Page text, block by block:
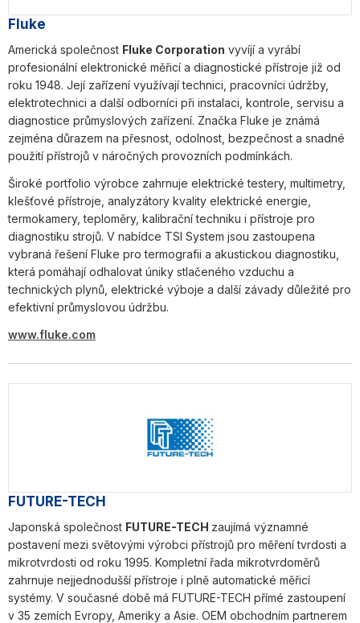
Fluke
Americká společnost Fluke Corporation vyvíjí a vyrábí
profesionální elektronické měřicí a diagnostické přístroje již od
roku 1948. Její zařízení využívají technici, pracovníci údržby,
elektrotechnici a další odborníci při instalaci, kontrole, servisu a
diagnostice průmyslových zařízení. Značka Fluke je známá
zejména důrazem na přesnost, odolnost, bezpečnost a snadné
použití přístrojů v náročných provozních podmínkách.
Široké portfolio výrobce zahrnuje elektrické testery, multimetry,
klešťové přístroje, analyzátory kvality elektrické energie,
termokamery, teploměry, kalibrační techniku i přístroje pro
diagnostiku strojů. V nabídce TSI System jsou zastoupena
vybraná řešení Fluke pro termografii a akustickou diagnostiku,
která pomáhají odhalovat úniky stlačeného vzduchu a
technických plynů, elektrické výboje a další závady důležité pro
efektivní průmyslovou údržbu.
www.fluke.com
FUTURE-TECH
Japonská společnost FUTURE-TECH zaujímá významné
postavení mezi světovými výrobci přístrojů pro měření tvrdosti a
mikrotvrdosti od roku 1995. Kompletní řada mikrotvrdoměrů
zahrnuje nejjednodušší přístroje i plně automatické měřicí
systémy. V současné době má FUTURE-TECH přímé zastoupení
v 35 zemích Evropy, Ameriky a Asie. OEM obchodním partnerem